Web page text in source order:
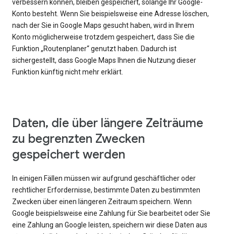
verbessern können, bleiben gespeichert, solange Ihr Google-
Konto besteht. Wenn Sie beispielsweise eine Adresse löschen,
nach der Sie in Google Maps gesucht haben, wird in Ihrem
Konto möglicherweise trotzdem gespeichert, dass Sie die
Funktion „Routenplaner“ genutzt haben. Dadurch ist
sichergestellt, dass Google Maps Ihnen die Nutzung dieser
Funktion künftig nicht mehr erklärt.
Daten, die über längere Zeiträume
zu begrenzten Zwecken
gespeichert werden
In einigen Fällen müssen wir aufgrund geschäftlicher oder
rechtlicher Erfordernisse, bestimmte Daten zu bestimmten
Zwecken über einen längeren Zeitraum speichern. Wenn
Google beispielsweise eine Zahlung für Sie bearbeitet oder Sie
eine Zahlung an Google leisten, speichern wir diese Daten aus